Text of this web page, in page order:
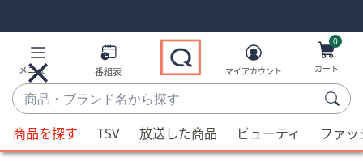
Links
Links2
メニュー 番組表
商
品・
ブ
ラ
候
補
マイアカウント
0
カート
商品を探す TSV 放送した商品 ビューティ ファ